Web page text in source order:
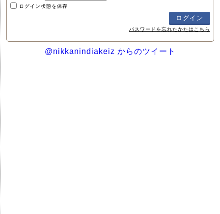
ログイン状態を保存
パスワードを忘れたかたはこちら
@nikkanindiakeiz からのツイート